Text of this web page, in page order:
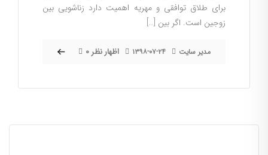
برای طلاق توافقی و مهریه اهمیت دارد زناشویی بین
زوجین است. اگر بین […]
مدیر سایت ۱۳۹۸-۰۷-۲۴ ۰ اظهار نظر